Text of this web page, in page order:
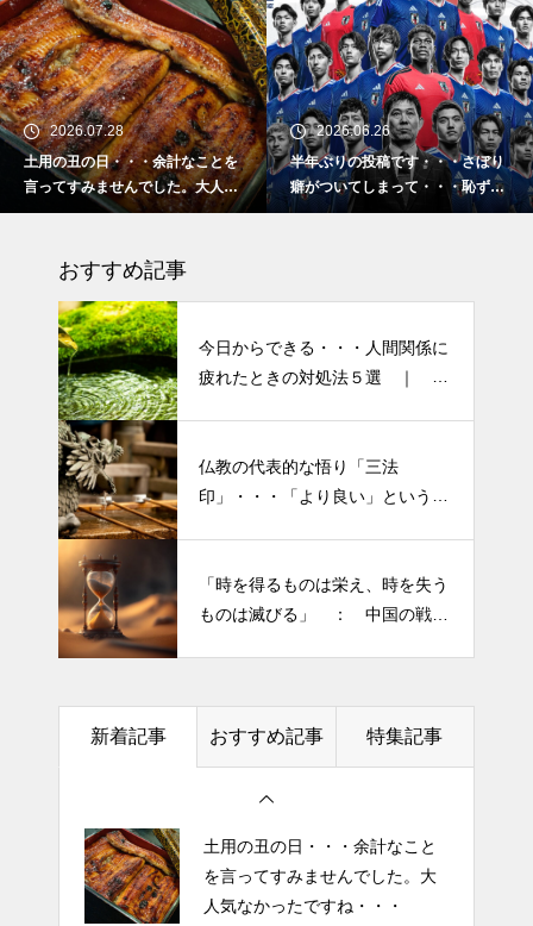
計なことを
た。大人気
2026.06.26
半年ぶりの投稿です・・・さぼり
癖がついてしまって・・・恥ずか
しぃ～ (〃ﾉωﾉ)
2026.02.16
2026 今年初めて
「食生活習慣の改
ーマです。
おすすめ記事
今日からできる・・・人間関係に
疲れたときの対処法５選 ｜ 心
仏教の代表的な悟り「三法
印」・・・「より良い」という気
「時を得るものは栄え、時を失う
ものは滅びる」 ： 中国の戦国
新着記事 おすすめ記事 特集記事
半年ぶりの投稿です・・・さぼ
り癖がついてしまって・・・恥
ずかしぃ～ (〃ﾉωﾉ)
テーマです。
人気なかったですね・・・
半年ぶりの投稿です・・・さぼ